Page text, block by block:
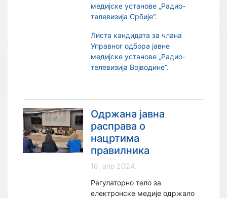
медијске установе „Радио-
телевизија Србије“.
Листа кандидата за члана
Управног одбора јавне
медијске установе „Радио-
телевизија Војводине“.
Одржана јавна
расправа о
нацртима
правилника
18. апр 2024.
Регулаторно тело за
електронске медије одржало